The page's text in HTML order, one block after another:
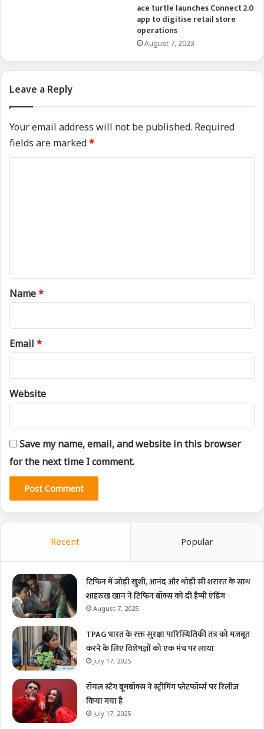
ace turtle launches Connect 2.0
app to digitise retail store
operations
August 7, 2023
Leave a Reply
Your email address will not be published. Required
fields are marked*
*
Name*
Email *
Website
Save my name, email, and website in this browser
for the next time I comment.
Recent Popular
टिफिन में जोड़ी खुशी, आनंद और थोड़ी सी शरारत के साथ
शाहरुख खान ने टिफिन बॉक्स को दी हैप्पी एंडिंग
August 7, 2025
TPAG भारत के रक्त सुरक्षा पारिस्थितिकी तंत्र को मज़बूत
करने के लिए विशेषज्ञों को एक मंच पर लाया
July 17, 2025
रॉयल स्टैग बूमबॉक्स ने स्ट्रीमिंग प्लेटफॉर्म्स पर रिलीज़
किया गया है
July 17, 2025